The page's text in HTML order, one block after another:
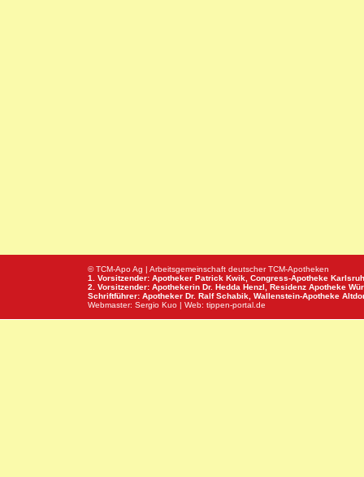
© TCM-Apo Ag | Arbeitsgemeinschaft deutscher TCM-Apotheken
1. Vorsitzender: Apotheker Patrick Kwik, Congress-Apotheke
2. Vorsitzender: Apothekerin Dr. Hedda Henzl, Residenz Apotheke
Schriftführer: Apotheker Dr. Ralf Schabik, Wallenstein-Apotheke
Webmaster: Sergio Kuo | Web: tippen-portal.de